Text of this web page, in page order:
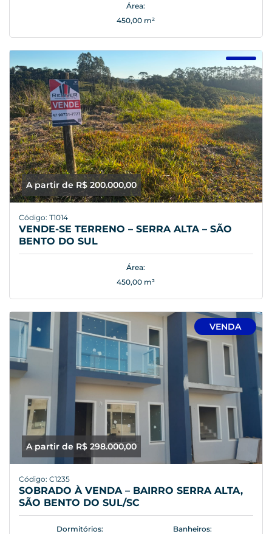
Área:
450,00 m²
A partir de R$ 200.000,00
Código: T1014
VENDE-SE TERRENO – SERRA ALTA – SÃO
BENTO DO SUL
Área:
450,00 m²
A partir de R$ 298.000,00
VENDA
Código: C1235
SOBRADO À VENDA – BAIRRO SERRA ALTA,
SÃO BENTO DO SUL/SC
Dormitórios:
Banheiros: